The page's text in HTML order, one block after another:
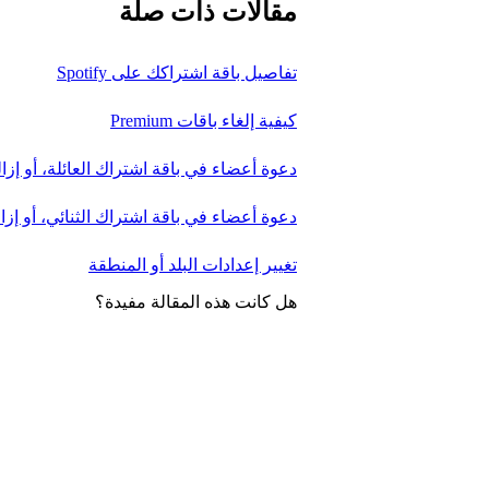
مقالات ذات صلة
تفاصيل باقة اشتراكك على Spotify
كيفية إلغاء باقات Premium
دعوة أعضاء في باقة اشتراك العائلة، أو
دعوة أعضاء في باقة اشتراك الثنائي، أو
تغيير إعدادات البلد أو المنطقة
هل كانت هذه المقالة مفيدة؟